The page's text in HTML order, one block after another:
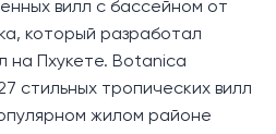
вилл с бассейном от
который разработал
на Пхукете. Botanica
стильных тропических вилл
жилом районе